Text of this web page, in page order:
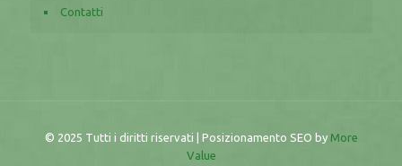
Contatti
© 2025 Tutti i diritti riservati | Posizionamento SEO by More
Value